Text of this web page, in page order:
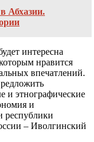
Абхазии.
интересна
нравится
впечатлений.
и этнографические
и
республики
– Иволгинский